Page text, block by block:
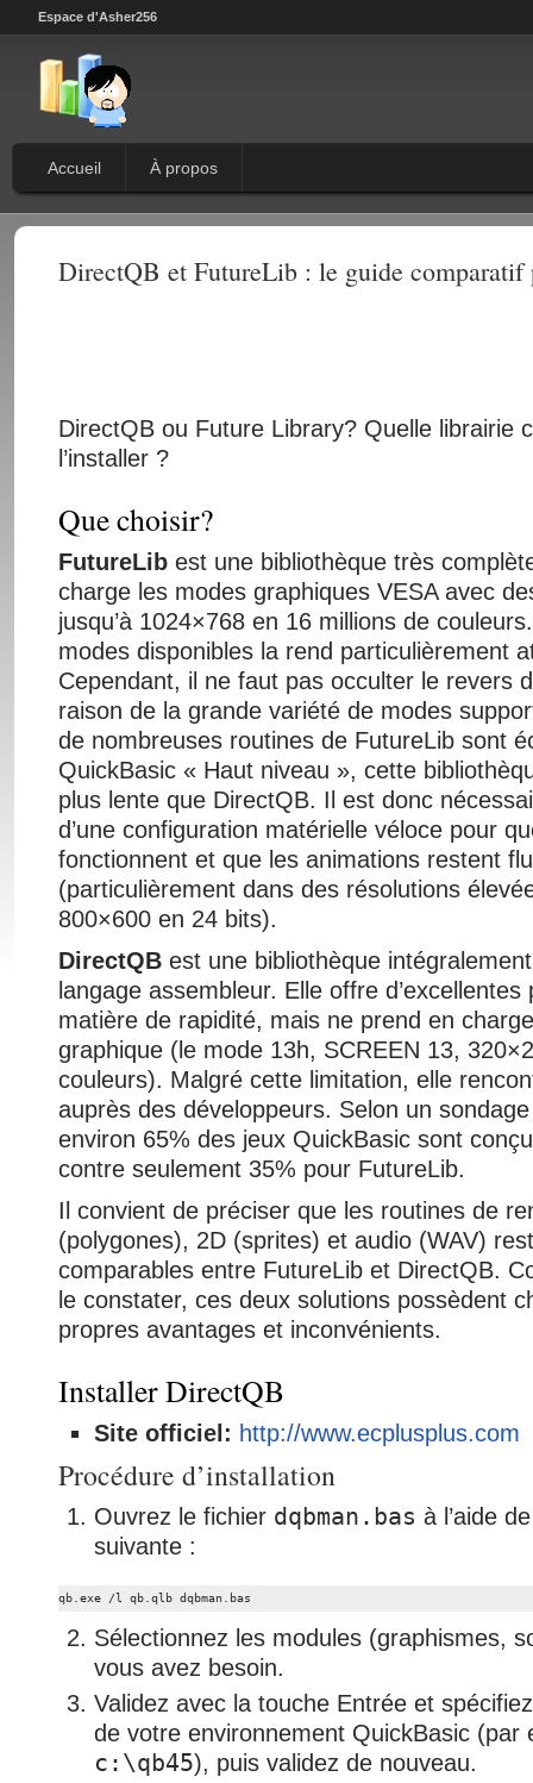
Espace d'Asher256
Accueil À propos
DirectQB et FutureLib : le guide
DirectQB ou Future Library? Quelle librairie
l’installer ?
Que choisir?
FutureLib est une bibliothèque très
charge les modes graphiques VESA avec
jusqu’à 1024×768 en 16 millions de
modes disponibles la rend particulièrement
Cependant, il ne faut pas occulter le revers
raison de la grande variété de modes
de nombreuses routines de FutureLib sont
QuickBasic « Haut niveau », cette
plus lente que DirectQB. Il est donc
d’une configuration matérielle véloce pour
fonctionnent et que les animations restent
(particulièrement dans des résolutions
800×600 en 24 bits).
DirectQB est une bibliothèque
langage assembleur. Elle offre
matière de rapidité, mais ne prend en
graphique (le mode 13h, SCREEN 13,
couleurs). Malgré cette limitation, elle
auprès des développeurs. Selon un
environ 65% des jeux QuickBasic sont
contre seulement 35% pour FutureLib.
Il convient de préciser que les routines de
(polygones), 2D (sprites) et audio (WAV)
comparables entre FutureLib et DirectQB.
le constater, ces deux solutions possèdent
propres avantages et inconvénients.
Installer DirectQB
Site officiel: http://www.ecplusplus.com
Procédure d’installation
Ouvrez le fichier dqbman.bas à l’aide
suivante :
qb.exe /l qb.qlb dqbman.bas
Sélectionnez les modules (graphismes,
vous avez besoin.
Validez avec la touche Entrée et
de votre environnement QuickBasic (par
c:\qb45), puis validez de nouveau.